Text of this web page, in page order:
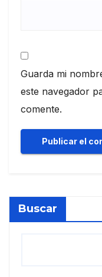
Guarda mi
este navegador
comente.
Buscar